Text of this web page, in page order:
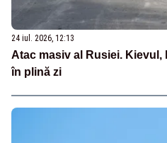
24 iul. 2026, 12:13
Atac masiv al Rusiei.
în plină zi